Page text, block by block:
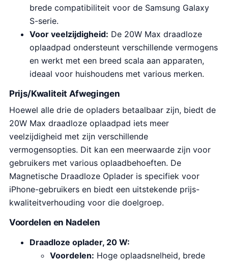
brede compatibiliteit voor de Samsung Galaxy
S-serie.
Voor veelzijdigheid: De 20W Max draadloze
oplaadpad ondersteunt verschillende vermogens
en werkt met een breed scala aan apparaten,
ideaal voor huishoudens met various merken.
Prijs/Kwaliteit Afwegingen
Hoewel alle drie de opladers betaalbaar zijn, biedt de
20W Max draadloze oplaadpad iets meer
veelzijdigheid met zijn verschillende
vermogensopties. Dit kan een meerwaarde zijn voor
gebruikers met various oplaadbehoeften. De
Magnetische Draadloze Oplader is specifiek voor
iPhone-gebruikers en biedt een uitstekende prijs-
kwaliteitverhouding voor die doelgroep.
Voordelen en Nadelen
Draadloze oplader, 20 W:
Voordelen: Hoge oplaadsnelheid, brede